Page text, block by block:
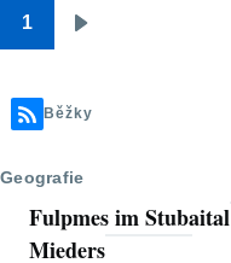
Pagination
1
Běžky
Geografie
Fulpmes im Stubaital
Mieders